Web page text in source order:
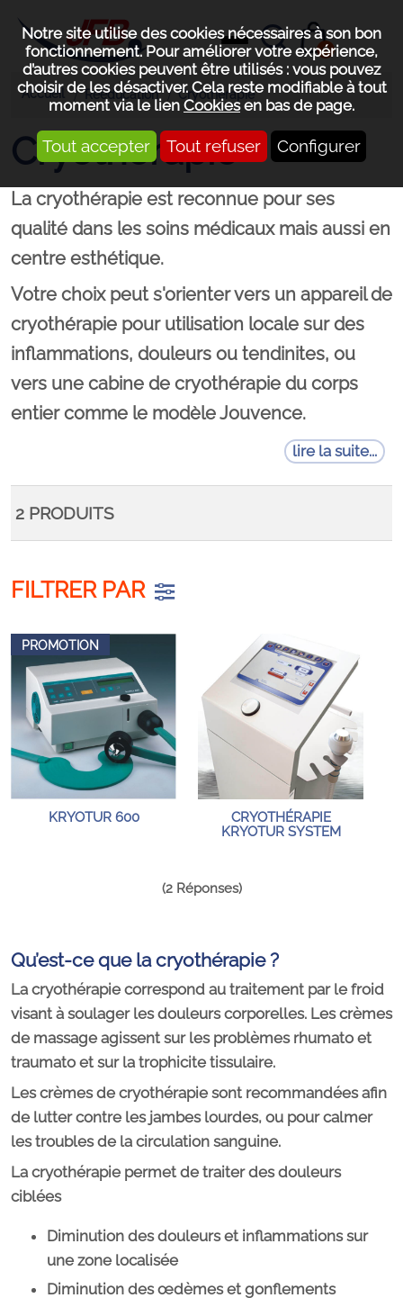
Notre site utilise des cookies nécessaires à son bon
fonctionnement. Pour améliorer votre expérience,
d’autres cookies peuvent être utilisés : vous pouvez
choisir de les désactiver. Cela reste modifiable à tout
moment via le lien Cookiesen bas de page.
Tout accepter Tout refuser Configurer
0
Accueil Rééducation Cryothérapie
Cryothérapie
La cryothérapie est reconnue pour ses
qualité dans les soins médicaux mais aussi en
centre esthétique.
Votre choix peut s'orienter vers un appareil de
cryothérapie pour utilisation locale sur des
inflammations, douleurs ou tendinites, ou
vers une cabine de cryothérapie du corps
entier comme le modèle Jouvence.
lire la suite...
2 PRODUITS
FILTRER PAR
PROMOTION
KRYOTUR 600
CRYOTHÉRAPIE
KRYOTUR SYSTEM
(2 Réponses)
Qu’est-ce que la cryothérapie ?
La cryothérapie correspond au traitement par le froid
visant à soulager les douleurs corporelles. Les crèmes
de massage agissent sur les problèmes rhumato et
traumato et sur la trophicite tissulaire.
Les crèmes de cryothérapie sont recommandées afin
de lutter contre les jambes lourdes, ou pour calmer
les troubles de la circulation sanguine.
La cryothérapie permet de traiter des douleurs
ciblées
Diminution des douleurs et inflammations sur
une zone localisée
Diminution des œdèmes et gonflements